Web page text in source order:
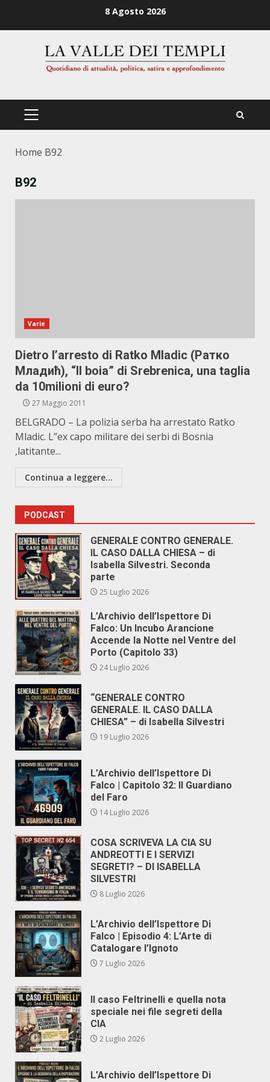
8 Agosto 2026
PRIMÄRES
Home B92
B92
Varie
Dietro l’arresto di Ratko Mladic (Ратко
Младић), “Il boia” di Srebrenica, una taglia
da 10milioni di euro?
27 Maggio 2011
BELGRADO – La polizia serba ha arrestato Ratko
Mladic. L”ex capo militare dei serbi di Bosnia
,latitante...
Continua a leggere...
PODCAST
GENERALE CONTRO GENERALE.
IL CASO DALLA CHIESA – di
Isabella Silvestri. Seconda
parte
25 Luglio 2026
L’Archivio dell’Ispettore Di
Falco: Un Incubo Arancione
Accende la Notte nel Ventre del
Porto (Capitolo 33)
24 Luglio 2026
“GENERALE CONTRO
GENERALE. IL CASO DALLA
CHIESA” – di Isabella Silvestri
19 Luglio 2026
L’Archivio dell’Ispettore Di
Falco | Capitolo 32: Il Guardiano
del Faro
14 Luglio 2026
COSA SCRIVEVA LA CIA SU
ANDREOTTI E I SERVIZI
SEGRETI? – DI ISABELLA
SILVESTRI
8 Luglio 2026
L’Archivio dell’Ispettore Di
Falco | Episodio 4: L’Arte di
Catalogare l’Ignoto
7 Luglio 2026
Il caso Feltrinelli e quella nota
speciale nei file segreti della
CIA
2 Luglio 2026
L’Archivio dell’Ispettore Di